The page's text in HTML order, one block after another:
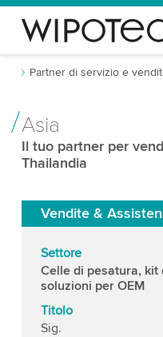
Partner di servizio e
Asia
Il tuo partner per
Thailandia
Vendite &
Settore
Celle di pesatura, kit
soluzioni per OEM
Titolo
Sig.